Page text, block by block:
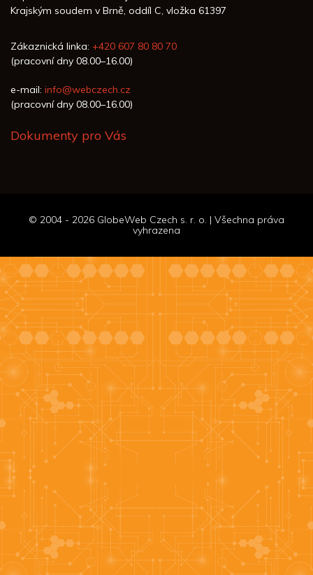
Krajským soudem v Brně, oddíl C, vložka 61397
Zákaznická linka: +420 607 80 80 70
(pracovní dny 08.00–16.00)
e-mail: info@webczech.cz
(pracovní dny 08.00–16.00)
Dokumenty pro Vás
© 2004 - 2026 GlobeWeb Czech s. r. o. | Všechna práva
vyhrazena